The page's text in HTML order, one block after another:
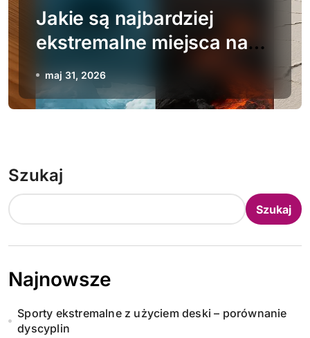
Jakie są najbardziej
ekstremalne miejsca na
Ziemi
maj 31, 2026
Szukaj
Szukaj
Najnowsze
Sporty ekstremalne z użyciem deski – porównanie
dyscyplin